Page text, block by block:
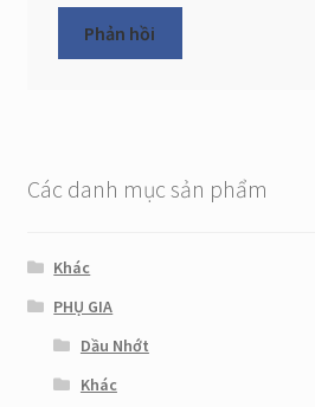
Các danh mục sản phẩm
Khác
PHỤ GIA
Dầu Nhớt
Khác